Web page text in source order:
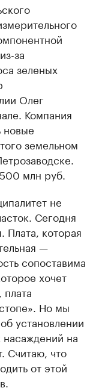
за
зеленых
Олег
Компания
новые
земельном
млн руб.
не
Сегодня
Плата, которая
—
сопоставима
хочет
Но мы
установлении
на
Считаю, что
от этой